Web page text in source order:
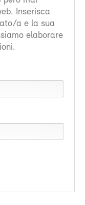
Inserisca
a e la sua
elaborare